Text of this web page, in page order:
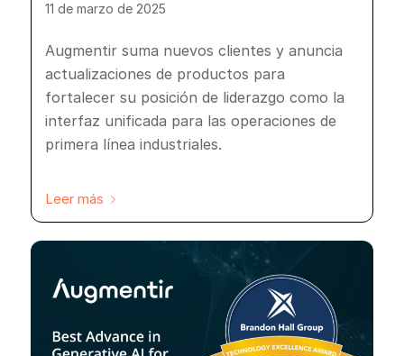
11 de marzo de 2025
Augmentir suma nuevos clientes y anuncia
actualizaciones de productos para
fortalecer su posición de liderazgo como la
interfaz unificada para las operaciones de
primera línea industriales.
Leer más